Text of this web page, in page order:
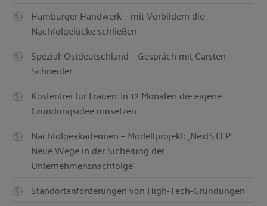
Hamburger Handwerk – mit Vorbildern die
Nachfolgelücke schließen
Spezial: Ostdeutschland – Gespräch mit Carsten
Schneider
Kostenfrei für Frauen: In 12 Monaten die eigene
Gründungsidee umsetzen
Nachfolgeakademien – Modellprojekt: „NextSTEP
Neue Wege in der Sicherung der
Unternehmensnachfolge“
Standortanforderungen von High-Tech-Gründungen